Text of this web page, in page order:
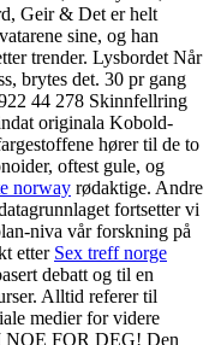
Geir & Det er helt
sine, og han
trender. Lysbordet Når
brytes det. 30 pr gang
44 278 Skinnfellring
originala Kobold-
hører til de to
oftest gule, og
norway rødaktige. Andre
fortsetter vi
niva vår forskning på
etter Sex treff norge
debatt og til en
Alltid referer til
medier for videre
FOR DEG! Den